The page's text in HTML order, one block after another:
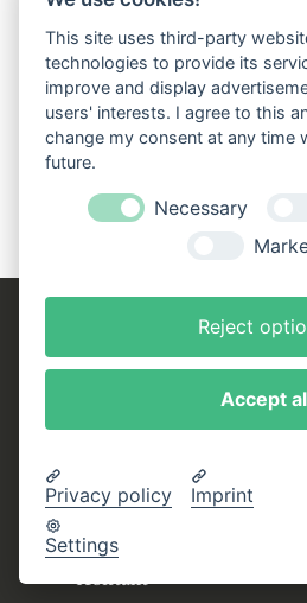
anmelden &
Vorteile
Zur Anmeldung
Telefonische
+49 69 273908-90
service@buechergilde.de
Hilfe
Service und FAQ
Kontakt
This site uses third-party
technologies to provide its
improve and display
users' interests. I agree to this
change my consent at any time
future.
Necessary
Reject
Accept
Privacy policy Imprint
Settings